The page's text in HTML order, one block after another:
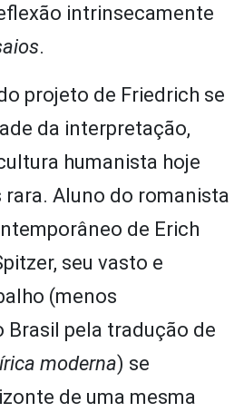
intrinsecamente
.
projeto de Friedrich se
da interpretação,
humanista hoje
Aluno do romanista
de Erich
seu vasto e
(menos
Brasil pela tradução de
moderna) se
de uma mesma